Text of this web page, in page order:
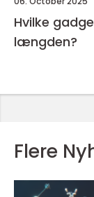
Hvilke
længden?
Flere